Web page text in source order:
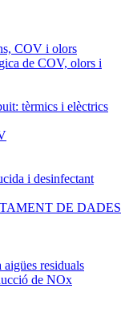
COV i olors
de COV, olors i
tèrmics i elèctrics
i desinfectant
DE DADES
residuals
de NOx